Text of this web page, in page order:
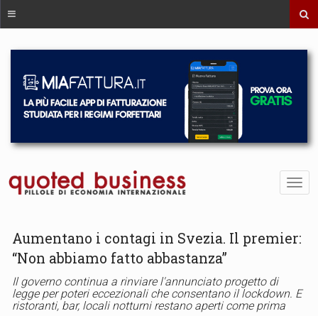
Aumentano i contagi in Svezia. Il premier:
“Non abbiamo fatto abbastanza”
Il governo continua a rinviare l'annunciato progetto di
legge per poteri eccezionali che consentano il lockdown. E
ristoranti, bar, locali notturni restano aperti come prima